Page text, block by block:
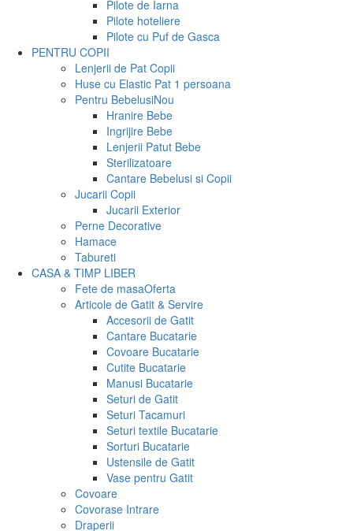
Pilote de Iarna
Pilote hoteliere
Pilote cu Puf de Gasca
PENTRU COPII
Lenjerii de Pat Copii
Huse cu Elastic Pat 1 persoana
Pentru BebelusiNou
Hranire Bebe
Ingrijire Bebe
Lenjerii Patut Bebe
Sterilizatoare
Cantare Bebelusi si Copii
Jucarii Copii
Jucarii Exterior
Perne Decorative
Hamace
Tabureti
CASA & TIMP LIBER
Fete de masaOferta
Articole de Gatit & Servire
Accesorii de Gatit
Cantare Bucatarie
Covoare Bucatarie
Cutite Bucatarie
Manusi Bucatarie
Seturi de Gatit
Seturi Tacamuri
Seturi textile Bucatarie
Sorturi Bucatarie
Ustensile de Gatit
Vase pentru Gatit
Covoare
Covorase Intrare
Draperii